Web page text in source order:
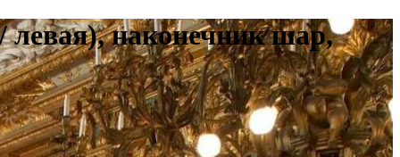
левая), наконечник шар,